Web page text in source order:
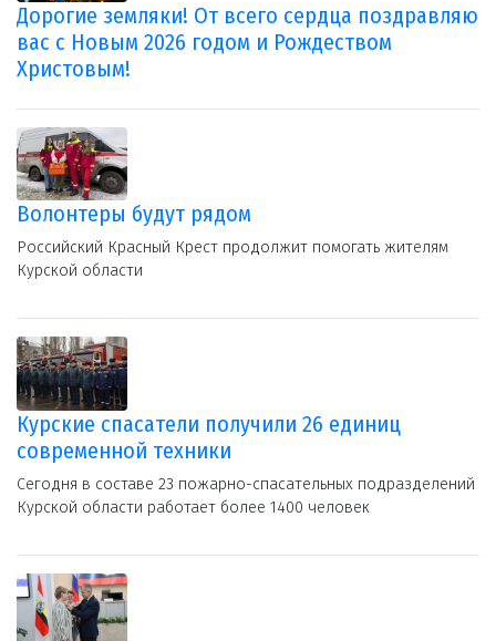
Дорогие земляки! От всего сердца поздравляю
вас с Новым 2026 годом и Рождеством
Христовым!
Волонтеры будут рядом
Российский Красный Крест продолжит помогать жителям
Курской области
Курские спасатели получили 26 единиц
современной техники
Сегодня в составе 23 пожарно-спасательных подразделений
Курской области работает более 1400 человек